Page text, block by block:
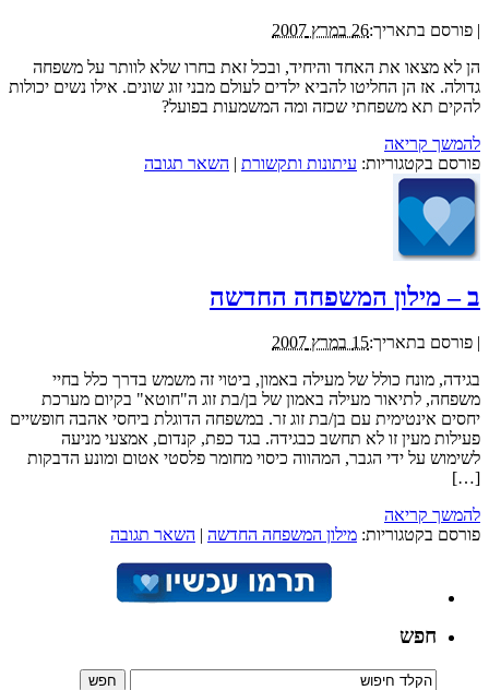
| פורסם בתאריך:26 במרץ 2007
הן לא מצאו את האחד והיחיד, ובכל זאת בחרו שלא לוותר על משפחה
גדולה. אז הן החליטו להביא ילדים לעולם מבני זוג שונים. אילו נשים יכולות
להקים תא משפחתי שכזה ומה המשמעות בפועל?
להמשך קריאה
פורסם בקטגוריות: עיתונות ותקשורת | השאר תגובה
ב – מילון המשפחה החדשה
פורסם בתאריך:15 במרץ 2007
בגידה, מונח כולל של מעילה באמון, ביטוי זה משמש בדרך כלל בחיי
משפחה, לתיאור מעילה באמון של בן/בת זוג ה"חוטא" בקיום מערכת
יחסים אינטימית עם בן/בת זוג זר. במשפחה הדוגלת ביחסי אהבה חופשיים
פעילות מעין זו לא תחשב כבגידה. בגד כפת, קנדום, אמצעי מניעה
לשימוש על ידי הגבר, המהווה כיסוי מחומר פלסטי אטום ומונע הדבקות
[…]
להמשך קריאה
פורסם בקטגוריות: מילון המשפחה החדשה השאר תגובה
חפש